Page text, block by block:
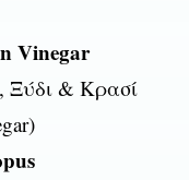
Vinegar
Ξύδι & Κρασί